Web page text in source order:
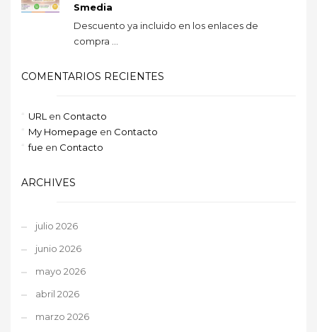
Smedia
Descuento ya incluido en los enlaces de
compra ...
COMENTARIOS RECIENTES
URL en Contacto
My Homepage en Contacto
fue en Contacto
ARCHIVES
julio 2026
junio 2026
mayo 2026
abril 2026
marzo 2026